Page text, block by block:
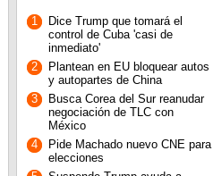
1
Dice Trump que tomará el
control de Cuba 'casi de
inmediato'
2
Plantean en EU bloquear autos
y autopartes de China
3
Busca Corea del Sur reanudar
negociación de TLC con
México
4
Pide Machado nuevo CNE para
elecciones